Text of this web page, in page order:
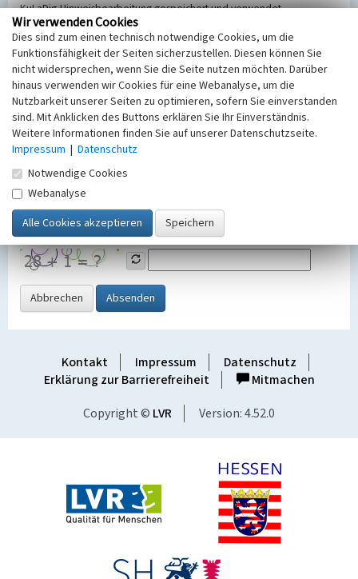
KuLaDig-Hinweisbearbeitung gespeichert und verwendet.
Selbstverständlich werden diese entsprechend der Vorschriften des
Telemediengesetzes, des Datenschutzgesetzes NRW und der seit
dem 25.05.2018 gültigen Europäischen Datenschutzgrundverordnung
(EU-DSGVO) vertraulich behandelt, beachten Sie bitte unsere
Hinweise zumDatenschutz
Nachricht
SicherheitsabfrageTragen Sie unten das Rechenergebnis aus der
Grafik ein
Abbrechen Absenden
Kontakt Impressum
Datenschutz
Erklärung zur Barrierefreiheit
Mitmachen
Copyright © LVR Version: 4.52.0
Wir verwenden Cookies
Dies sind zum einen technisch notwendige Cookies, um die
Funktionsfähigkeit der Seiten sicherzustellen. Diesen können Sie
nicht widersprechen, wenn Sie die Seite nutzen möchten. Darüber
hinaus verwenden wir Cookies für eine Webanalyse, um die
Nutzbarkeit unserer Seiten zu optimieren, sofern Sie einverstanden
sind. Mit Anklicken des Buttons erklären Sie Ihr Einverständnis.
Weitere Informationen finden Sie auf unserer Datenschutzseite.
Impressum | Datenschutz
Notwendige Cookies
Webanalyse